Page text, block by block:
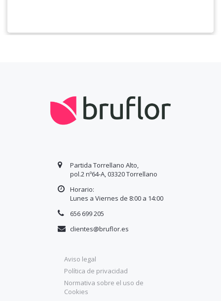
Aviso legal
Política de privacidad
Normativa sobre el uso de
Cookies
Partida Torrellano Alto,
pol.2 nº64-A, 03320 Torrellano
Horario:
Lunes a Viernes de 8:00 a 14:00
656 699 205
clientes@bruflor.es